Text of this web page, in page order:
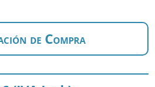
de Compra